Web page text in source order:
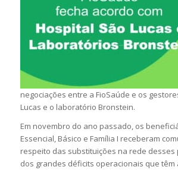
negociações entre a FioSaúde e os
Lucas e o laboratório Bronstein.
Em novembro do ano passado, os
Essencial, Básico e Família I receberam
respeito das substituições na rede desses
dos grandes déficits operacionais que têm